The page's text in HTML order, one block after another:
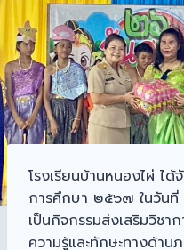
โรงเรียนบ้านหนองไผ่ ไ
การศึกษา ๒๕๖๗ ในวัน
เป็นกิจกรรมส่งเสริมวิช
ความรู้และทักษะทางด้าน